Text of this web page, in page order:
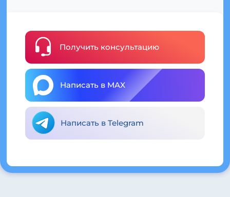
Получить консультацию
Написать в MAX
Написать в Telegram